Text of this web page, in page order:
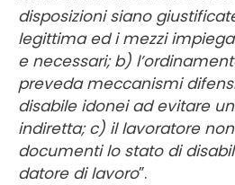
disposizioni siano
legittima ed i mezzi
e necessari; b)
preveda meccanismi
disabile idonei ad evitare
indiretta; c) il lavoratore
documenti lo stato di
datore di lavoro”.